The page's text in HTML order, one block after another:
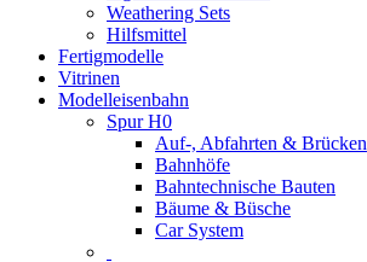
Weathering Sets
Hilfsmittel
Fertigmodelle
Vitrinen
Modelleisenbahn
Spur H0
Auf-, Abfahrten & Brücken
Bahnhöfe
Bahntechnische Bauten
Bäume & Büsche
Car System